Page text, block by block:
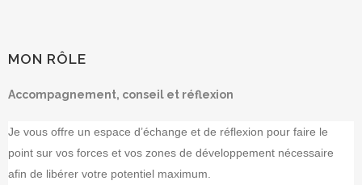
MON RÔLE
Accompagnement, conseil et réflexion
Je vous offre un espace d’échange et de réflexion pour faire le
point sur vos forces et vos zones de développement nécessaire
afin de libérer votre potentiel maximum.